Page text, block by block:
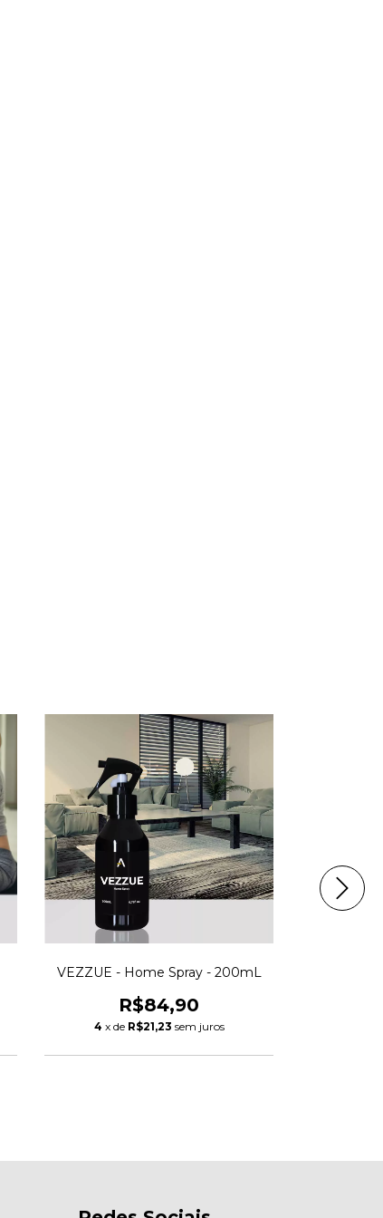
VEZZUE - Home Spray - 200mL
R$84,90
4 x de R$21,23 sem juros